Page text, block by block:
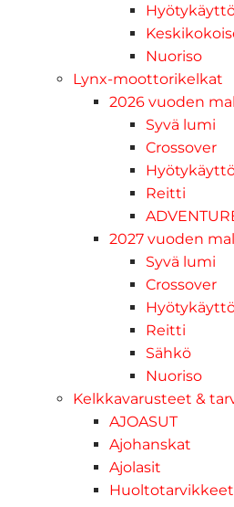
Nuoriso
Lynx-moottorikelkat
2026 vuoden
Syvä lumi
Crossover
Reitti
2027 vuoden
Syvä lumi
Crossover
Reitti
Sähkö
Nuoriso
Kelkkavarusteet &
AJOASUT
Ajohanskat
Ajolasit
Huoltotarvikkeet